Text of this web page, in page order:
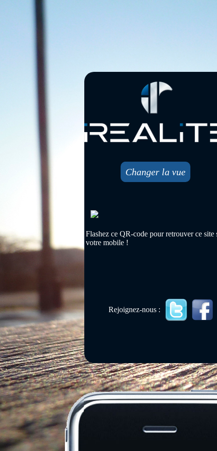
Changer la vue
Flashez ce QR-code pour retrouver ce site
votre mobile !
Rejoignez-nous :